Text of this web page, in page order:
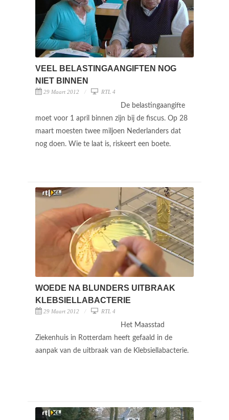
VEEL BELASTINGAANGIFTEN NOG
NIET BINNEN
29 Maart 2012 RTL 4
De belastingaangifte
moet voor 1 april binnen zijn bij de fiscus. Op 28
maart moesten twee miljoen Nederlanders dat
nog doen. Wie te laat is, riskeert een boete.
WOEDE NA BLUNDERS UITBRAAK
KLEBSIELLABACTERIE
29 Maart 2012 RTL 4
Het Maasstad
Ziekenhuis in Rotterdam heeft gefaald in de
aanpak van de uitbraak van de Klebsiellabacterie.